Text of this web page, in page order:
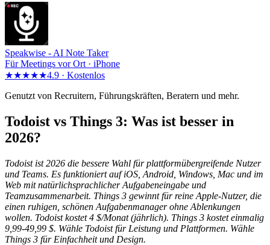
Speakwise - AI Note Taker
Für Meetings vor Ort · iPhone
★★★★★4.9 · Kostenlos
Genutzt von Recruitern, Führungskräften, Beratern und mehr.
Todoist vs Things 3: Was ist besser in
2026?
Todoist ist 2026 die bessere Wahl für plattformübergreifende Nutzer
und Teams. Es funktioniert auf iOS, Android, Windows, Mac und im
Web mit natürlichsprachlicher Aufgabeneingabe und
Teamzusammenarbeit. Things 3 gewinnt für reine Apple-Nutzer, die
einen ruhigen, schönen Aufgabenmanager ohne Ablenkungen
wollen. Todoist kostet 4 $/Monat (jährlich). Things 3 kostet einmalig
9,99-49,99 $. Wähle Todoist für Leistung und Plattformen. Wähle
Things 3 für Einfachheit und Design.